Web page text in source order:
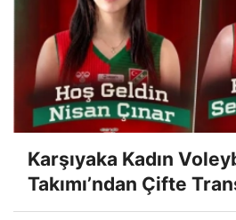
Karşıyaka Kadın
Takımı’ndan Çifte